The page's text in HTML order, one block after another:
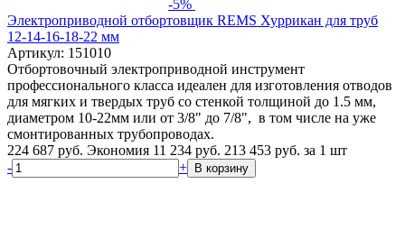
-5%
Электроприводной отбортовщик REMS Хуррикан для труб
12-14-16-18-22 мм
Артикул: 151010
Отбортовочный электроприводной инструмент
профессионального класса идеален для изготовления отводов
для мягких и твердых труб со стенкой толщиной до 1.5 мм,
диаметром 10-22мм или от 3/8" до 7/8", в том числе на уже
смонтированных трубопроводах.
224 687 руб. Экономия 11 234 руб. 213 453 руб. за 1 шт
-
+ В корзину